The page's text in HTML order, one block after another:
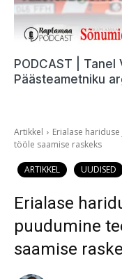
PODCAST | Tanel
Päästeametniku